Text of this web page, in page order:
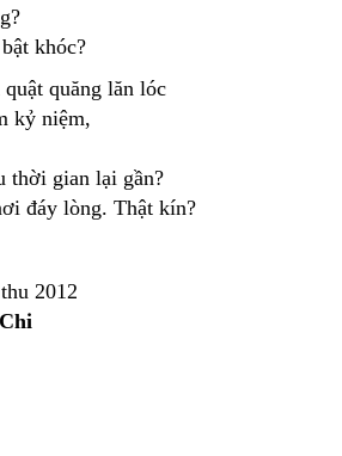
khóc?
quăng lăn lóc
kỷ niệm,
thời gian lại gần?
đáy lòng. Thật kín?
2012